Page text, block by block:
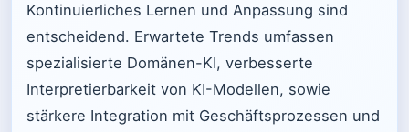
Kontinuierliches Lernen und Anpassung sind
entscheidend. Erwartete Trends umfassen
spezialisierte Domänen-KI, verbesserte
Interpretierbarkeit von KI-Modellen, sowie
stärkere Integration mit Geschäftsprozessen und